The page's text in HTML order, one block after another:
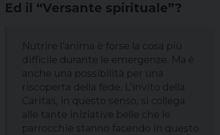
Ed il “Versante spirituale”?
Nutrire l’anima è forse la cosa più
difficile durante le emergenze. Ma è
anche una possibilità per una
riscoperta della fede. L’invito della
Caritas, in questo senso, si collega
alle tante iniziative belle che le
parrocchie stanno facendo in questo